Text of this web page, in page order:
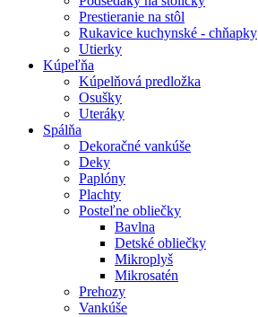
Prestieranie na stôl
Rukavice kuchynské - chňapky
Utierky
Kúpeľňa
Kúpelňová predložka
Osušky
Uteráky
Spálňa
Dekoračné vankúše
Deky
Paplóny
Plachty
Posteľne obliečky
Bavlna
Detské obliečky
Mikroplyš
Mikrosatén
Prehozy
Vankúše